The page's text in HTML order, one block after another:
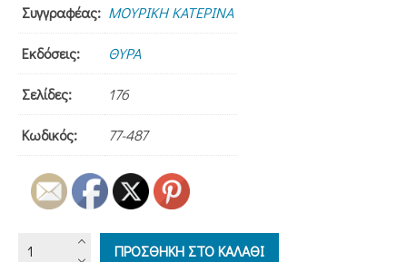
Συγγραφέας: ΜΟΥΡΙΚΗ ΚΑΤΕΡΙΝΑ
Εκδόσεις: ΘΥΡΑ
Σελίδες: 176
Κωδικός: 77-487
ΠΡΟΣΘΗΚΗ ΣΤΟ ΚΑΛΑΘΙ